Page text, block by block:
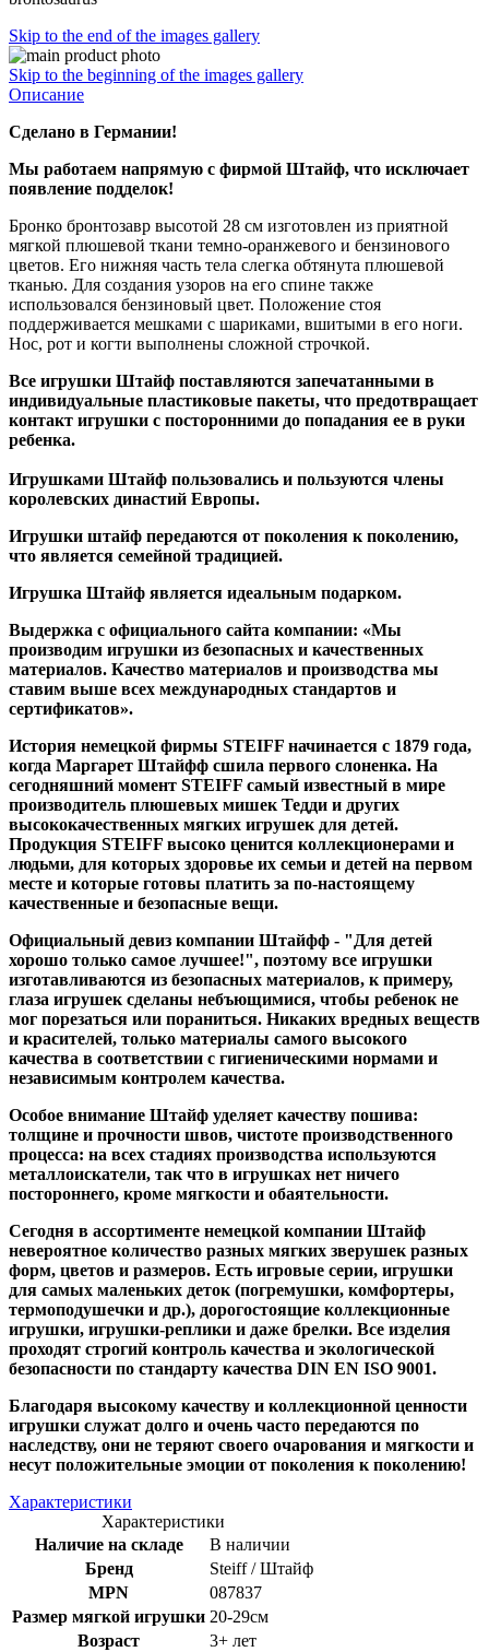
Skip to the end of the images gallery
Skip to the beginning of the images gallery
Описание
Сделано в Германии!
Мы работаем напрямую с фирмой Штайф, что исключает
появление подделок!
Бронко бронтозавр высотой 28 см изготовлен из приятной
мягкой плюшевой ткани темно-оранжевого и бензинового
цветов. Его нижняя часть тела слегка обтянута плюшевой
тканью. Для создания узоров на его спине также
использовался бензиновый цвет. Положение стоя
поддерживается мешками с шариками, вшитыми в его ноги.
Нос, рот и когти выполнены сложной строчкой.
Все игрушки Штайф поставляются запечатанными в
индивидуальные пластиковые пакеты, что предотвращает
контакт игрушки с посторонними до попадания ее в руки
ребенка.
Игрушками Штайф пользовались и пользуются члены
королевских династий Европы.
Игрушки штайф передаются от поколения к поколению,
что является семейной традицией.
Игрушка Штайф является идеальным подарком.
Выдержка с официального сайта компании: «Мы
производим игрушки из безопасных и качественных
материалов. Качество материалов и производства мы
ставим выше всех международных стандартов и
сертификатов».
История немецкой фирмы STEIFF начинается с 1879 года,
когда Маргарет Штайфф сшила первого слоненка. На
сегодняшний момент STEIFF самый известный в мире
производитель плюшевых мишек Тедди и других
высококачественных мягких игрушек для детей.
Продукция STEIFF высоко ценится коллекционерами и
людьми, для которых здоровье их семьи и детей на первом
месте и которые готовы платить за по-настоящему
качественные и безопасные вещи.
Официальный девиз компании Штайфф - "Для детей
хорошо только самое лучшее!", поэтому все игрушки
изготавливаются из безопасных материалов, к примеру,
глаза игрушек сделаны небъющимися, чтобы ребенок не
мог порезаться или пораниться. Никаких вредных веществ
и красителей, только материалы самого высокого
качества в соответствии с гигиеническими нормами и
независимым контролем качества.
Особое внимание Штайф уделяет качеству пошива:
толщине и прочности швов, чистоте производственного
процесса: на всех стадиях производства используются
металлоискатели, так что в игрушках нет ничего
постороннего, кроме мягкости и обаятельности.
Сегодня в ассортименте немецкой компании Штайф
невероятное количество разных мягких зверушек разных
форм, цветов и размеров. Есть игровые серии, игрушки
для самых маленьких деток (погремушки, комфортеры,
термоподушечки и др.), дорогостоящие коллекционные
игрушки, игрушки-реплики и даже брелки. Все изделия
проходят строгий контроль качества и экологической
безопасности по стандарту качества DIN EN ISO 9001.
Благодаря высокому качеству и коллекционной ценности
игрушки служат долго и очень часто передаются по
наследству, они не теряют своего очарования и мягкости и
несут положительные эмоции от поколения к поколению!
Характеристики
Характеристики
Наличие на складе
В наличии
Бренд
Steiff / Штайф
MPN
087837
Размер мягкой игрушки 20-29см
Возраст
3+ лет